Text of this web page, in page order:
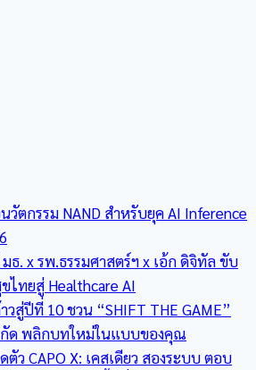
วัตกรรม NAND สำหรับยุค AI Inference
. x รพ.ธรรมศาสตร์ฯ x เอ้ก ดิจิทัล ขับ
ไทยสู่ Healthcare AI
วสู่ปีที่ 10 ชวน “SHIFT THE GAME”
ด พลิกบทใหม่ในแบบของคุณ
ตัว CAPO X: เคสเดียว สองระบบ ตอบ